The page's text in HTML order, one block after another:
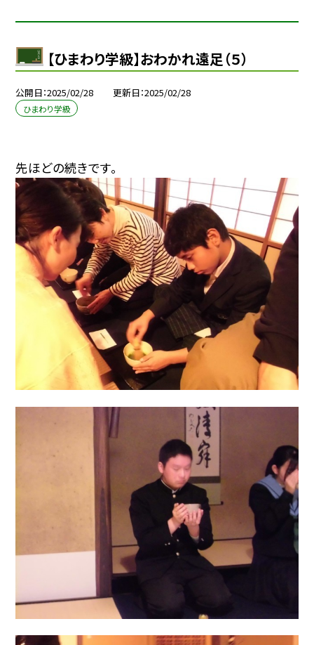
【ひまわり学級】おわかれ遠足（５）
公開日 2025/02/28 更新日 2025/02/28
ひまわり学級
先ほどの続きです。